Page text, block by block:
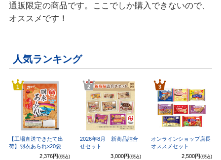
通販限定の商品です。ここでしか購入できないので、
オススメです！
人気ランキング
1
【工場直送できたて出
荷】羽衣あられ×20袋
2,376円 (税込)
2
2026年8月 新商品詰合
せセット
3,000円 (税込)
3
オンラインショップ店長
オススメセット
2,500円(税込)